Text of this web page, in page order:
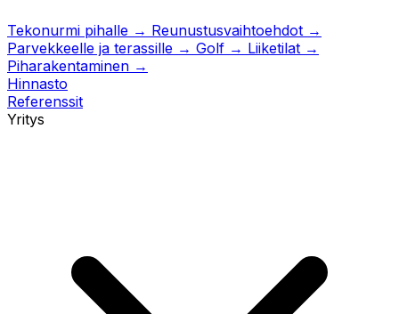
Tekonurmi pihalle → Reunustusvaihtoehdot →
Parvekkeelle ja terassille → Golf → Liiketilat →
Piharakentaminen →
Hinnasto
Referenssit
Yritys